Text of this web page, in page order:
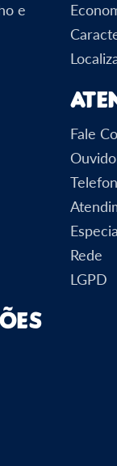
e
Fale
Rede
LGPD